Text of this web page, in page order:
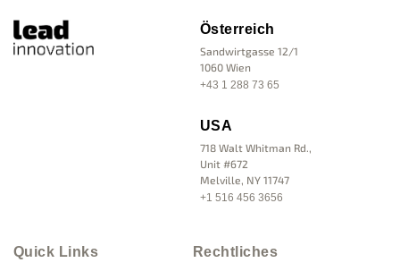
Österreich
Sandwirtgasse 12/1
1060 Wien
+43 1 288 73 65
USA
718 Walt Whitman Rd.,
Unit #672
Melville, NY 11747
+1 516 456 3656
Quick Links
Rechtliches